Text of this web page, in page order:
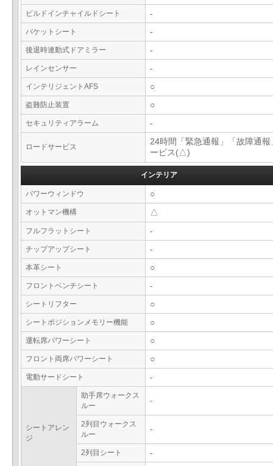
ビルドインチャイルドシート -
バケットシート -
後退時連動式ドアミラー -
レインセンサー -
インテリジェントAFS ○
盗難防止装置 ○
セキュリティアラーム -
ロードサービス
24時間「緊急通報」「故障通報
ービス(△)
インテリア
パワーウィンドウ ○
オットマン機構 △
フルフラットシート -
チップアップシート -
本革シート ○
フロントベンチシート -
シートリフター ○
シートポジションメモリー機能 ○
運転席パワーシート ○
フロント両席パワーシート ○
電動サードシート -
シートアレン
ジ
助手席ウォークス
ルー
-
2列目ウォークス
ルー
-
2列目シート -